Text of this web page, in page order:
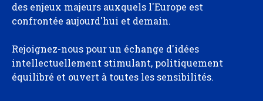
des enjeux majeurs auxquels l'Europe est
confrontée aujourd'hui et demain.
Rejoignez-nous pour un échange d'idées
intellectuellement stimulant, politiquement
équilibré et ouvert à toutes les sensibilités.